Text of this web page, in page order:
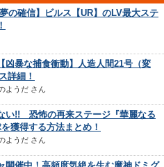
の確信】ビルス【UR】のLV最大ステ
凶暴な捕食衝動】人造人間21号（変
詳細！
ようだ さん
い!! 恐怖の再来ステージ『華麗なる
獲得する方法まとめ！
ようだ さん